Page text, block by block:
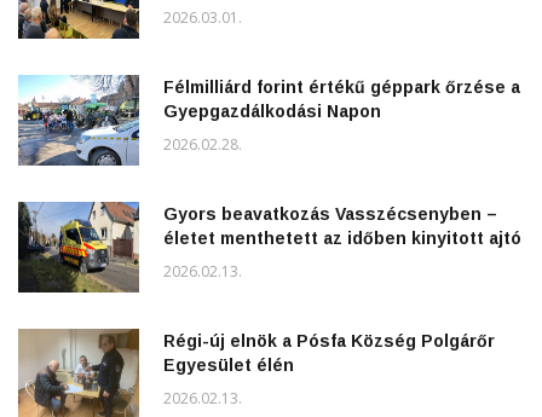
2026.03.01.
Félmilliárd forint értékű géppark őrzése a
Gyepgazdálkodási Napon
2026.02.28.
Gyors beavatkozás Vasszécsenyben –
életet menthetett az időben kinyitott ajtó
2026.02.13.
Régi-új elnök a Pósfa Község Polgárőr
Egyesület élén
2026.02.13.